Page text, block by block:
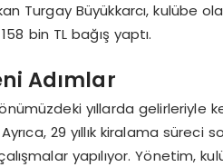
Turgay Büyükkarcı, kulübe
bin TL bağış yaptı.
Adımlar
yıllarda gelirleriyle
29 yıllık kiralama süreci
yapılıyor. Yönetim,